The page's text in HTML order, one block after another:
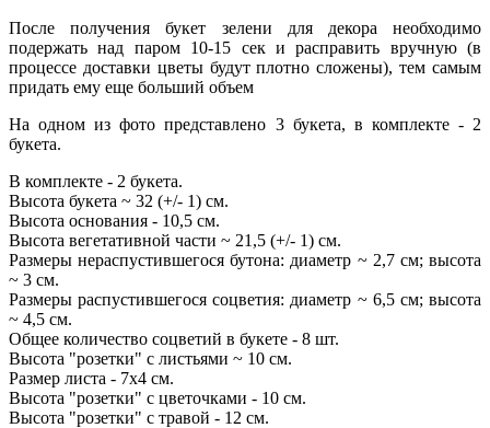
После получения букет зелени для декора необходимо
подержать над паром 10-15 сек и расправить вручную (в
процессе доставки цветы будут плотно сложены), тем самым
придать ему еще больший объем
На одном из фото представлено 3 букета, в комплекте - 2
букета.
В комплекте - 2 букета.
Высота букета ~ 32 (+/- 1) см.
Высота основания - 10,5 см.
Высота вегетативной части ~ 21,5 (+/- 1) см.
Размеры нераспустившегося бутона: диаметр ~ 2,7 см; высота
~ 3 см.
Размеры распустившегося соцветия: диаметр ~ 6,5 см; высота
~ 4,5 см.
Общее количество соцветий в букете - 8 шт.
Высота "розетки" с листьями ~ 10 см.
Размер листа - 7х4 см.
Высота "розетки" с цветочками - 10 см.
Высота "розетки" с травой - 12 см.